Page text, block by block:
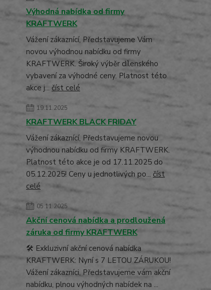
Výhodná nabídka od firmy
KRAFTWERK
Vážení zákaznící, Představujeme Vám
novou výhodnou nabídku od firmy
KRAFTWERK. Široký výběr dílenského
vybavení za výhodné ceny. Platnost této
akce j... číst celé
19.11.2025
KRAFTWERK BLACK FRIDAY
Vážení zákaznící, Představujeme novou
výhodnou nabídku od firmy KRAFTWERK.
Platnost této akce je od 17.11.2025 do
05.12.2025! Ceny u jednotlivých po... číst
celé
05.11.2025
Akční cenová nabídka a prodloužená
záruka od firmy KRAFTWERK
🛠️ Exkluzivní akční cenová nabídka
KRAFTWERK: Nyní s 7 LETOU ZÁRUKOU!
Vážení zákazníci, Představujeme vám akční
nabídku, plnou výhodných nabídek na ...